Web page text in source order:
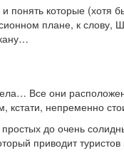
понять которые (хотя
плане, к слову,
Все они
кстати, непременно
до очень
приводит туристов